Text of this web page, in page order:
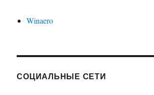
Winaero
СОЦИАЛЬНЫЕ СЕТИ